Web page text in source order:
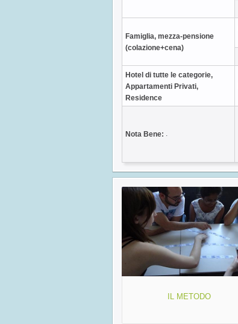
Famiglia, mezza-pensione
(colazione+cena)
Hotel di tutte le categorie,
Appartamenti Privati,
Residence
Nota Bene: .
IL METODO